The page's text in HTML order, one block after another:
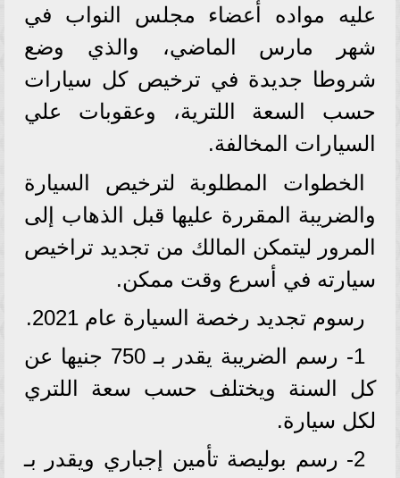
عليه مواده أعضاء مجلس النواب في
شهر مارس الماضي، والذي وضع
شروطا جديدة في ترخيص كل سيارات
حسب السعة اللترية، وعقوبات علي
السيارات المخالفة.
الخطوات المطلوبة لترخيص السيارة
والضريبة المقررة عليها قبل الذهاب إلى
المرور ليتمكن المالك من تجديد تراخيص
سيارته في أسرع وقت ممكن.
رسوم تجديد رخصة السيارة عام 2021.
1- رسم الضريبة يقدر بـ 750 جنيها عن
كل السنة ويختلف حسب سعة اللتري
لكل سيارة.
2- رسم بوليصة تأمين إجباري ويقدر بـ